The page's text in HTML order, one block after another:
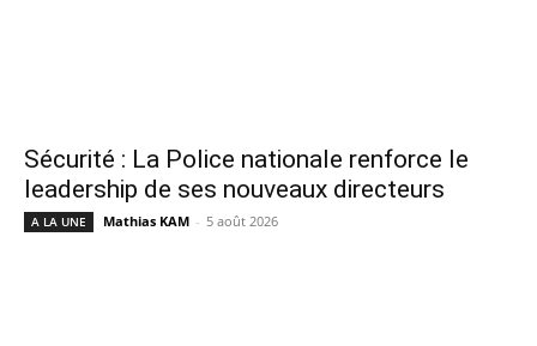
Sécurité : La Police nationale renforce le
leadership de ses nouveaux directeurs
A LA UNE Mathias KAM - 5 août 2026